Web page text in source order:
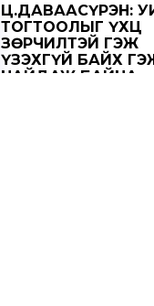
Ц.ДАВААСҮРЭН:
ТОГТООЛЫГ ҮХЦ
ЗӨРЧИЛТЭЙ ГЭЖ
ҮЗЭХГҮЙ БАЙХ
НАЙДАЖ БАЙНА